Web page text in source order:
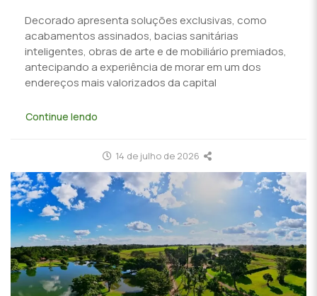
Decorado apresenta soluções exclusivas, como
acabamentos assinados, bacias sanitárias
inteligentes, obras de arte e de mobiliário premiados,
antecipando a experiência de morar em um dos
endereços mais valorizados da capital
Continue lendo
14 de julho de 2026